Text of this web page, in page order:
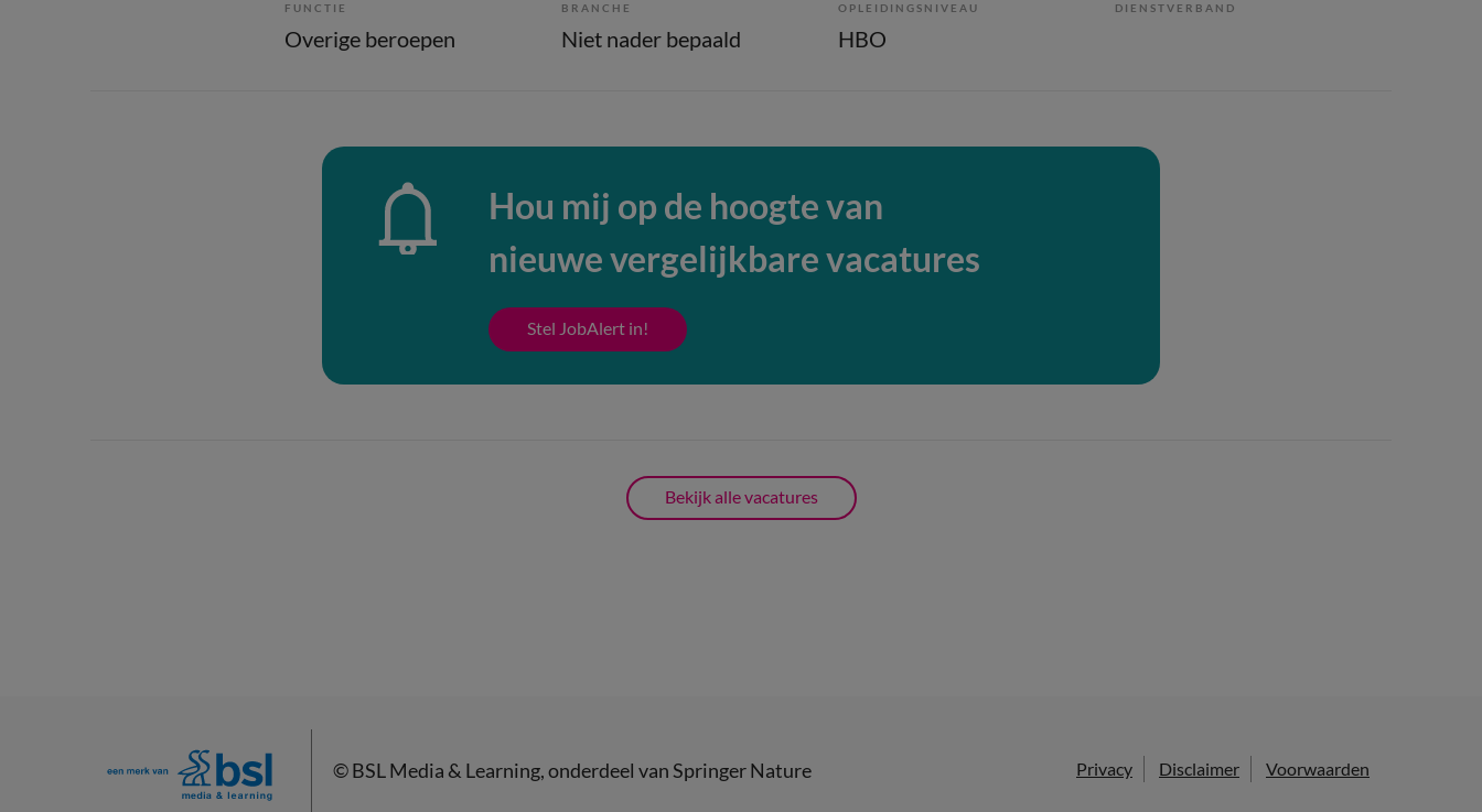
FUNCTIE
Overige beroepen
BRANCHE
Niet nader bepaald
OPLEIDINGSNIVEAU
HBO
DIENSTVERBAND
Hou mij op de hoogte van
nieuwe vergelijkbare vacatures
Stel JobAlert in!
Bekijk alle vacatures
Privacy Disclaimer Voorwaarden
©BSL Media & Learning, onderdeel vanSpringer Nature